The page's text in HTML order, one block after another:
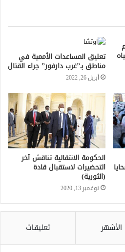
تعليق المساعدات الأممية في
مناطق بـ”غرب دارفور” جراء القتال
أبريل 26, 2022
الحكومة الانتقالية تناقش آخر
التحضيرات لاستقبال قادة
(الثورية)
نوفمبر 13, 2020
الأشهر تعليقات